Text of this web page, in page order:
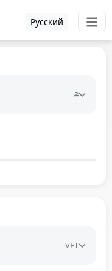
Русский
₴
VET